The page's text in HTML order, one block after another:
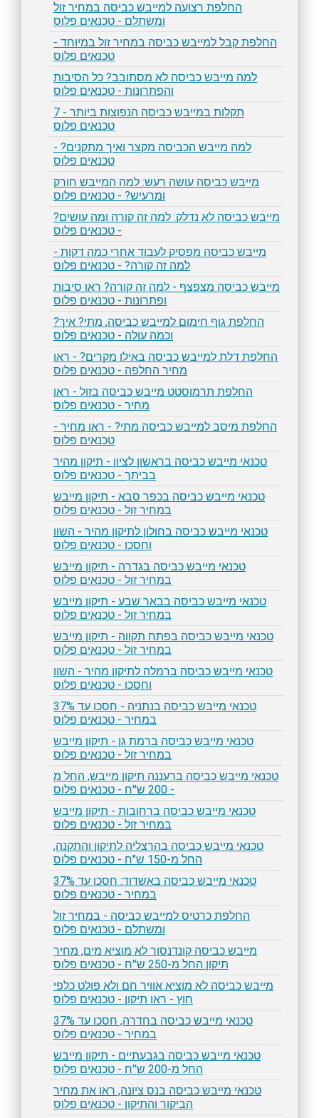
החלפת רצועה למייבש כביסה במחיר זול
ומשתלם - טכנאים פלוס
החלפת קבל למייבש כביסה במחיר זול במיוחד -
טכנאים פלוס
למה מייבש כביסה לא מסתובב? כל הסיבות
והפתרונות - טכנאים פלוס
7 תקלות במייבש כביסה הנפוצות ביותר -
טכנאים פלוס
למה מייבש הכביסה מקצר ואיך מתקנים? -
טכנאים פלוס
מייבש כביסה עושה רעש: למה המייבש חורק
ומרעיש? - טכנאים פלוס
מייבש כביסה לא נדלק: למה זה קורה ומה עושים?
- טכנאים פלוס
מייבש כביסה מפסיק לעבוד אחרי כמה דקות -
למה זה קורה? - טכנאים פלוס
מייבש כביסה מצפצף - למה זה קורה? ראו סיבות
ופתרונות - טכנאים פלוס
החלפת גוף חימום למייבש כביסה, מתי? איך?
וכמה עולה - טכנאים פלוס
החלפת דלת למייבש כביסה באילו מקרים? - ראו
מחיר החלפה - טכנאים פלוס
החלפת תרמוסטט מייבש כביסה בזול - ראו
מחיר - טכנאים פלוס
החלפת מיסב למייבש כביסה מתי? - ראו מחיר -
טכנאים פלוס
טכנאי מייבש כביסה בראשון לציון - תיקון מהיר
בביתך - טכנאים פלוס
טכנאי מייבש כביסה בכפר סבא - תיקון מייבש
במחיר זול - טכנאים פלוס
טכנאי מייבש כביסה בחולון לתיקון מהיר - השוו
וחסכו - טכנאים פלוס
טכנאי מייבש כביסה בגדרה - תיקון מייבש
במחיר זול - טכנאים פלוס
טכנאי מייבש כביסה בבאר שבע - תיקון מייבש
במחיר זול - טכנאים פלוס
טכנאי מייבש כביסה בפתח תקווה - תיקון מייבש
במחיר זול - טכנאים פלוס
טכנאי מייבש כביסה ברמלה לתיקון מהיר - השוו
וחסכו - טכנאים פלוס
טכנאי מייבש כביסה בנתניה - חסכו עד 37%
במחיר - טכנאים פלוס
טכנאי מייבש כביסה ברמת גן - תיקון מייבש
במחיר זול - טכנאים פלוס
טכנאי מייבש כביסה ברעננה תיקון מייבש, החל מ
- 200 ש''ח - טכנאים פלוס
טכנאי מייבש כביסה ברחובות - תיקון מייבש
במחיר זול - טכנאים פלוס
טכנאי מייבש כביסה בהרצליה לתיקון והתקנה,
החל מ-150 ש"ח - טכנאים פלוס
טכנאי מייבש כביסה באשדוד: חסכו עד 37%
במחיר - טכנאים פלוס
החלפת כרטיס למייבש כביסה - במחיר זול
ומשתלם - טכנאים פלוס
מייבש כביסה קונדנסור לא מוציא מים, מחיר
תיקון החל מ-250 ש''ח - טכנאים פלוס
מייבש כביסה לא מוציא אוויר חם ולא פולט כלפי
חוץ - ראו תיקון - טכנאים פלוס
טכנאי מייבש כביסה בחדרה, חסכו עד 37%
במחיר - טכנאים פלוס
טכנאי מייבש כביסה בגבעתיים - תיקון מייבש
החל מ-200 ש''ח - טכנאים פלוס
טכנאי מייבש כביסה בנס ציונה, ראו את מחיר
הביקור והתיקון - טכנאים פלוס